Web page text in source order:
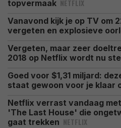
topvermaak NETFLIX
Vanavond kijk je op TV om
vergeten en explosieve
Vergeten, maar zeer
2018 op Netflix wordt nu
Goed voor $1,31 miljard:
staat gewoon voor je klaar
Netflix verrast vandaag
'The Last House' die
gaat trekken NETFLIX